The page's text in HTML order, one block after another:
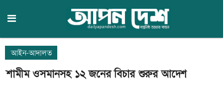
আইন-আদালত
শামীম ওসমানসহ ১২ জনের বিচার শুরুর আদেশ